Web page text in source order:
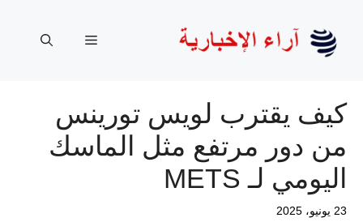
المحتوى
القائمة
كيف يقترب لويس تورينس
من دور مرتفع مثل الماسك
اليومي لـ METS
23 يونيو، 2025